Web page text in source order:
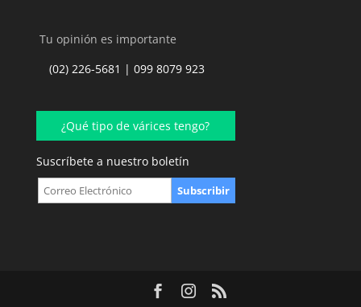
Tu opinión es importante
(02) 226-5681 | 099 8079 923
¿Qué tipo de várices tengo?
Suscríbete a nuestro boletín